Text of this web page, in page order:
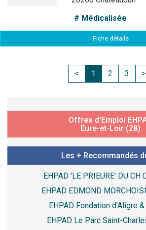
# Médicalisée
Fiche détails
< 1 2 3 >
Offres d'Emploi
Eure-et-Loir (28)
Les + Recommandés
EHPAD 'LE PRIEURE' DU CH
EHPAD EDMOND
EHPAD Fondation d'Aligre &
EHPAD Le Parc Saint-